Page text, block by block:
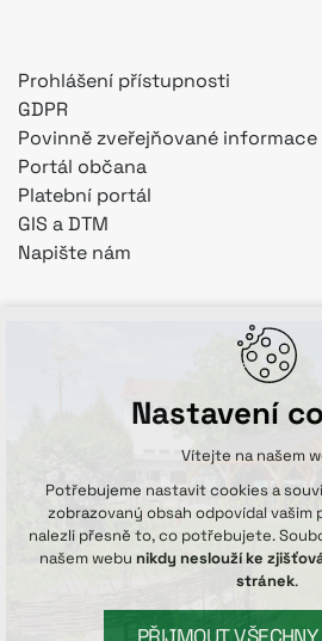
Prohlášení přístupnosti
GDPR
Povinně zveřejňované informace
Portál občana
Platební portál
GIS a DTM
Napište nám
Nastavení
Vítejte na našem
Potřebujeme nastavit cookies a
zobrazovaný obsah odpovídal vašim
nalezli přesně to, co potřebujete.
našem webu nikdy neslouží ke
stránek.
PŘIJMOUT VŠECHNY